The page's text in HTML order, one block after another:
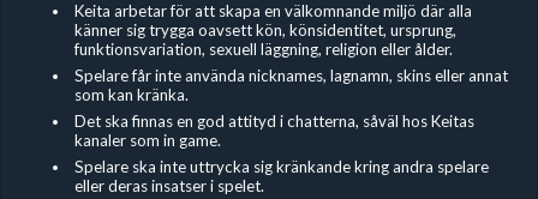
Keita arbetar för att skapa en välkomnande miljö där alla
känner sig trygga oavsett kön, könsidentitet, ursprung,
funktionsvariation, sexuell läggning, religion eller ålder.
Spelare får inte använda nicknames, lagnamn, skins eller annat
som kan kränka.
Det ska finnas en god attityd i chatterna, såväl hos Keitas
kanaler som in game.
Spelare ska inte uttrycka sig kränkande kring andra spelare
eller deras insatser i spelet.